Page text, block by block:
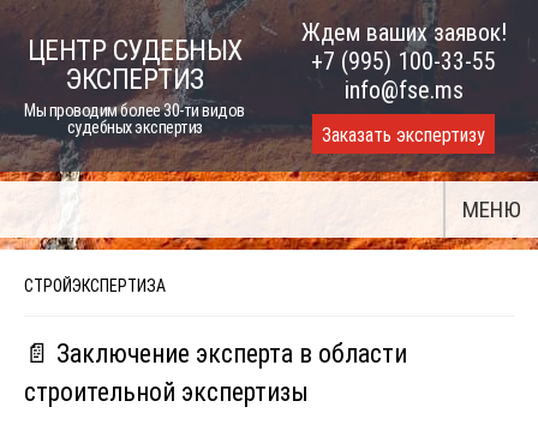
Skip
ЦЕНТР СУДЕБНЫХ
ЭКСПЕРТИЗ
Мы проводим более 30-ти видов
судебных экспертиз
Ждем ваших заявок!
+7 (995) 100-33-55
info@fse.ms
Заказать экспертизу
МЕНЮ
СТРОЙЭКСПЕРТИЗА
📄 Заключение эксперта в области
строительной экспертизы